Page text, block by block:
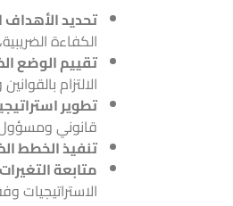
تحديد الأهداف
الكفاءة
تقييم الوضع
الالتزام
تطوير
قانوني
تنفيذ الخطط
متابعة
الاستراتيجيات